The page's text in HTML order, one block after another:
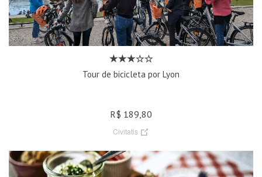
Tour de bicicleta por Lyon
R$ 189,80
Civitatis